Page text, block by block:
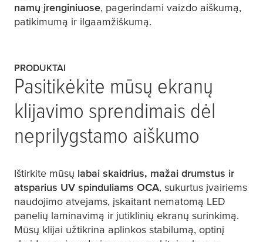
namų įrenginiuose, pagerindami vaizdo aiškumą,
patikimumą ir ilgaamžiškumą.
PRODUKTAI
Pasitikėkite mūsų ekranų
klijavimo sprendimais dėl
neprilygstamo aiškumo
Ištirkite mūsų labai skaidrius, mažai drumstus ir
atsparius UV spinduliams OCA, sukurtus įvairiems
naudojimo atvejams, įskaitant nematomą LED
panelių laminavimą ir jutiklinių ekranų surinkimą.
Mūsų klijai užtikrina aplinkos stabilumą, optinį